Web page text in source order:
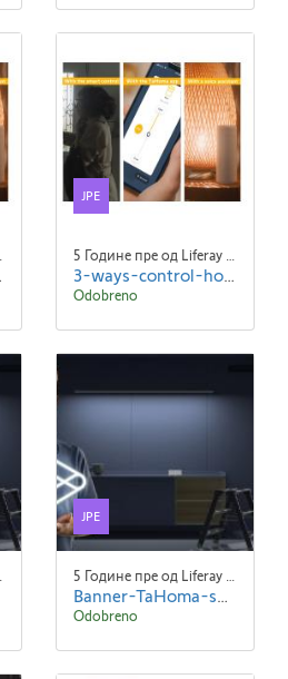
Admin
JPE
5 Године пре од Liferay Admin Liferay Admin
3-ways-control-home.jpeg
Odobreno
Admin
JPE
5 Године пре од Liferay Admin Liferay Admin
Banner-TaHoma-suitev2.jpeg
Odobreno